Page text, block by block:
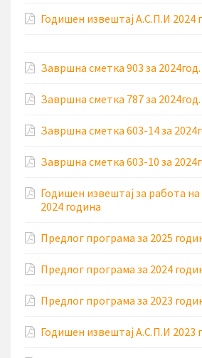
Годишен извештај А.С.П.И 2024
Завршна сметка 903 за 2024год.
Завршна сметка 787 за 2024год.
Завршна сметка 603-14 за
Завршна сметка 603-10 за
Годишен извештај за работа
2024 година
Предлог програма за 2025
Предлог програма за 2024
Предлог програма за 2023
Годишен извештај А.С.П.И 2023